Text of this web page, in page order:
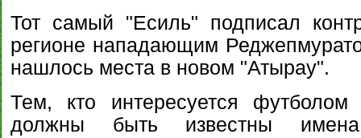
Тот самый "Есиль" подписал
регионе нападающим
нашлось места в новом "Атырау".
Тем, кто интересуется
должны быть известны